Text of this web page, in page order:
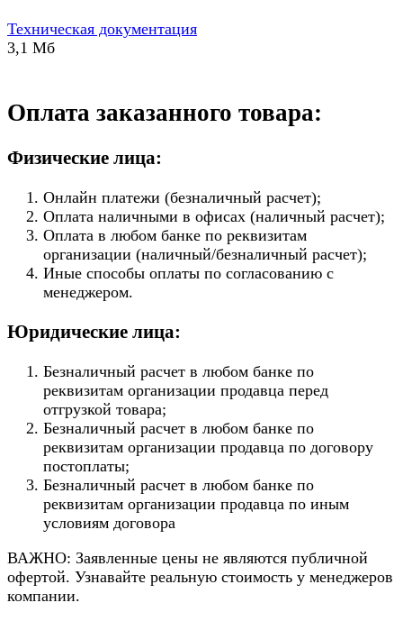
Техническая документация
3,1 Мб
Оплата заказанного товара:
Физические лица:
Онлайн платежи (безналичный расчет);
Оплата наличными в офисах (наличный расчет);
Оплата в любом банке по реквизитам
организации (наличный/безналичный расчет);
Иные способы оплаты по согласованию с
менеджером.
Юридические лица:
Безналичный расчет в любом банке по
реквизитам организации продавца перед
отгрузкой товара;
Безналичный расчет в любом банке по
реквизитам организации продавца по договору
постоплаты;
Безналичный расчет в любом банке по
реквизитам организации продавца по иным
условиям договора
ВАЖНО: Заявленные цены не являются публичной
офертой. Узнавайте реальную стоимость у менеджеров
компании.